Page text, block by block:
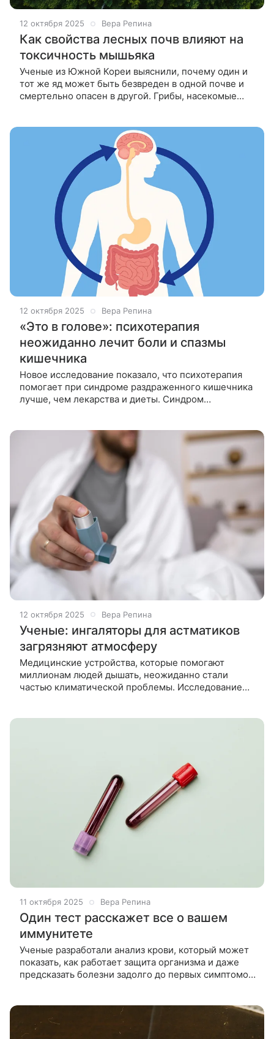
12 октября 2025 Вера Репина
Как свойства лесных почв влияют на
токсичность мышьяка
Ученые из Южной Кореи выяснили, почему один и
тот же яд может быть безвреден в одной почве и
смертельно опасен в другой. Грибы, насекомые
12 октября 2025 Вера Репина
«Это в голове»: психотерапия
неожиданно лечит боли и спазмы
кишечника
Новое исследование показало, что психотерапия
помогает при синдроме раздраженного кишечника
лучше, чем лекарства и диеты. Синдром
12 октября 2025 Вера Репина
Ученые: ингаляторы для астматиков
загрязняют атмосферу
Медицинские устройства, которые помогают
миллионам людей дышать, неожиданно стали
частью климатической проблемы. Исследование
11 октября 2025 Вера Репина
Один тест расскажет все о вашем
иммунитете
Ученые разработали анализ крови, который может
показать, как работает защита организма и даже
предсказать болезни задолго до первых симптомов.